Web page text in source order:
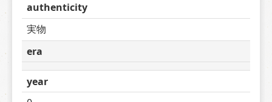
authenticity
実物
era
year